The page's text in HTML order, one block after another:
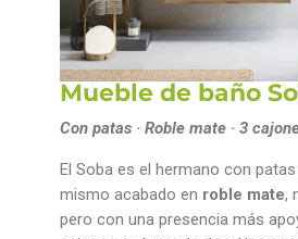
Mueble de baño
Con patas · Roble mate · 3
El Soba es el hermano con patas
mismo acabado en roble mate,
pero con una presencia más